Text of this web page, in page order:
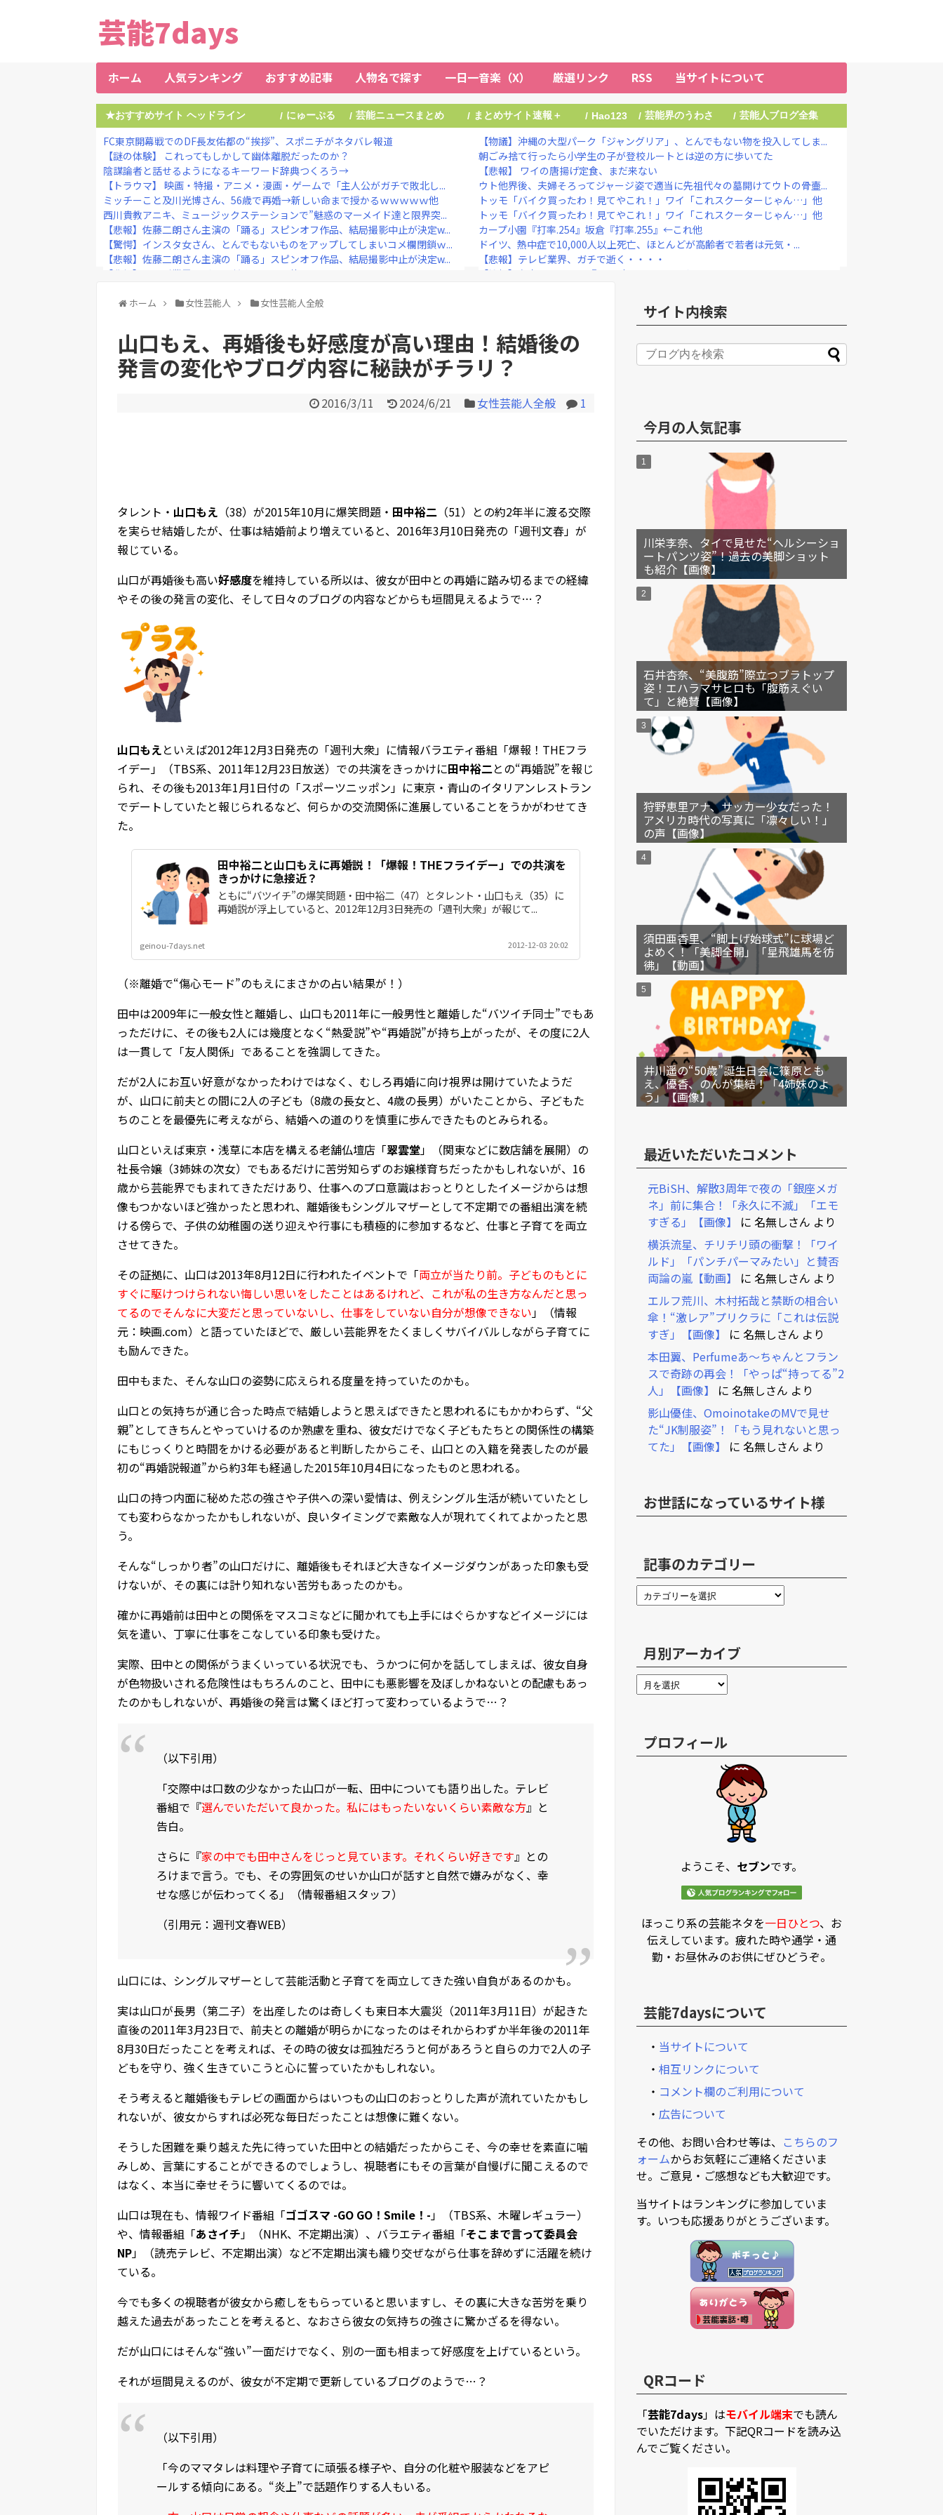
芸能7days
ホーム 人気ランキング おすすめ記事 人物名で探す 一日一音楽（X） 厳選リンク RSS 当サイトについて
★おすすめサイト ヘッドライン / にゅーぷる / 芸能ニュースまとめ / まとめサイト速報＋ / Hao123 / 芸能界のうわさ / 芸能人ブログ全集
FC東京開幕戦でのDF長友佑都の“挨拶”、スポニチがネタバレ報道
【謎の体験】 これってもしかして幽体離脱だったのか？
陰謀論者と話せるようになるキーワード辞典つくろう→
【トラウマ】 映画・特撮・アニメ・漫画・ゲームで「主人公がガチで敗北し...
ミッチーこと及川光博さん、56歳で再婚→新しい命まで授かるｗｗｗｗｗ他
西川貴教アニキ、ミュージックステーションで”魅惑のマーメイド達と限界突...
【悲報】佐藤二朗さん主演の「踊る」スピンオフ作品、結局撮影中止が決定w...
【驚愕】インスタ女さん、とんでもないものをアップしてしまいコメ欄閉鎖ｗ...
【悲報】佐藤二朗さん主演の「踊る」スピンオフ作品、結局撮影中止が決定w...
【悲報】テレビ業界、ガチで逝く・・・・他
【ネタバレ注意】『スパイダーマンBND』、あのシーン実は過去作のセルフ...
【悲報】「美人すぎる県警本部長」、離任wwwwwww
【物議】沖縄の大型パーク「ジャングリア」、とんでもない物を投入してしま...
朝ごみ捨て行ったら小学生の子が登校ルートとは逆の方に歩いてた
【悲報】 ワイの唐揚げ定食、まだ来ない
ウト他界後、夫婦そろってジャージ姿で適当に先祖代々の墓開けてウトの骨壷...
トッモ「バイク買ったわ！見てやこれ！」ワイ「これスクーターじゃん…」他
トッモ「バイク買ったわ！見てやこれ！」ワイ「これスクーターじゃん…」他
カープ小園『打率.254』坂倉『打率.255』←これ他
ドイツ、熱中症で10,000人以上死亡、ほとんどが高齢者で若者は元気・...
【悲報】テレビ業界、ガチで逝く・・・・
【衝撃】有吉、マツコに『ドン引き』してしまうｗｗｗｗｗｗｗ
ひろゆき氏の妻・西村ゆか氏、新党結成巡る“ブチギレ”投稿を謝罪「配慮に...
Powered by livedoor 相互RSS
ホーム 女性芸能人 女性芸能人全般
山口もえ、再婚後も好感度が高い理由！結婚後の
発言の変化やブログ内容に秘訣がチラリ？
2016/3/11 2024/6/21 女性芸能人全般 1
タレント・ 山口もえ （38）が2015年10月に爆笑問題・ 田中裕二 （51）との約2年半に渡る交際
を実らせ結婚したが、仕事は結婚前より増えていると、2016年3月10日発売の「週刊文春」が
報じている。
山口が再婚後も高い好感度を維持している所以は、彼女が田中との再婚に踏み切るまでの経緯
やその後の発言の変化、そして日々のブログの内容などからも垣間見えるようで…？
山口もえといえば2012年12月3日発売の「週刊大衆」に情報バラエティ番組「爆報！THEフラ
イデー」（TBS系、2011年12月23日放送）での共演をきっかけに田中裕二との“再婚説”を報じ
られ、その後も2013年1月1日付の「スポーツニッポン」に東京・青山のイタリアンレストラン
でデートしていたと報じられるなど、何らかの交流関係に進展していることをうかがわせてき
た。
田中裕二と山口もえに再婚説！「爆報！THEフライデー」での共演を
きっかけに急接近？
ともに“バツイチ”の爆笑問題・田中裕二（47）とタレント・山口もえ（35）に
再婚説が浮上していると、2012年12月3日発売の「週刊大衆」が報じて...
geinou-7days.net 2012-12-03 20:02
（※離婚で“傷心モード”のもえにまさかの占い結果が！）
田中は2009年に一般女性と離婚し、山口も2011年に一般男性と離婚した“バツイチ同士”でもあ
っただけに、その後も2人には幾度となく“熱愛説”や“再婚説”が持ち上がったが、その度に2人
は一貫して「友人関係」であることを強調してきた。
だが2人にお互い好意がなかったわけではなく、むしろ再婚に向け視界は開けていたようだ
が、山口に前夫との間に2人の子ども（8歳の長女と、4歳の長男）がいたことから、子どもた
ちのことを最優先に考えながら、結婚への道のりを慎重に歩んできたものとみられる。
山口といえば東京・浅草に本店を構える老舗仏壇店「翠雲堂」（関東などに数店舗を展開）の
社長令嬢（3姉妹の次女）でもあるだけに苦労知らずのお嬢様育ちだったかもしれないが、16
歳から芸能界でもまれてきただけあり、仕事へのプロ意識はおっとりとしたイメージからは想
像もつかないほど強かったと思われ、離婚後もシングルマザーとして不定期での番組出演を続
ける傍らで、子供の幼稚園の送り迎えや行事にも積極的に参加するなど、仕事と子育てを両立
させてきた。
その証拠に、山口は2013年8月12日に行われたイベントで「両立が当たり前。子どものもとに
すぐに駆けつけられない悔しい思いをしたことはあるけれど、これが私の生き方なんだと思っ
てるのでそんなに大変だと思っていないし、仕事をしていない自分が想像できない 」（情報
元：映画.com）と語っていたほどで、厳しい芸能界をたくましくサバイバルしながら子育てに
も励んできた。
田中もまた、そんな山口の姿勢に応えられる度量を持っていたのかも。
山口との気持ちが通じ合った時点で結婚しようと思えばできたと思われるにもかかわらず、“父
親”としてきちんとやっていけるのか熟慮を重ね、彼女だけでなく子どもたちとの関係性の構築
にもじっくりと時間をかける必要があると判断したからこそ、山口との入籍を発表したのが最
初の“再婚説報道”から約3年も経過した2015年10月4日になったものと思われる。
山口の持つ内面に秘めた芯の強さや子供への深い愛情は、例えシングル生活が続いていたとし
ても変わらなかったかもしれないが、良いタイミングで素敵な人が現れてくれてよかったと思
う。
そんな“しっかり者”の山口だけに、離婚後もそれほど大きなイメージダウンがあった印象も受
けないが、その裏には計り知れない苦労もあったのかも。
確かに再婚前は田中との関係をマスコミなどに聞かれても上手にはぐらかすなどイメージには
気を遣い、丁寧に仕事をこなしている印象も受けた。
実際、田中との関係がうまくいっている状況でも、うかつに何かを話してしまえば、彼女自身
が色物扱いされる危険性はもちろんのこと、田中にも悪影響を及ぼしかねないとの配慮もあっ
たのかもしれないが、再婚後の発言は驚くほど打って変わっているようで…？
（以下引用）
「交際中は口数の少なかった山口が一転、田中についても語り出した。テレビ
番組で『選んでいただいて良かった。私にはもったいないくらい素敵な方』と
告白。
さらに『家の中でも田中さんをじっと見ています。それくらい好きです』との
ろけまで言う。でも、その雰囲気のせいか山口が話すと自然で嫌みがなく、幸
せな感じが伝わってくる」（情報番組スタッフ）
（引用元：週刊文春WEB）
山口には、シングルマザーとして芸能活動と子育てを両立してきた強い自負があるのかも。
実は山口が長男（第二子）を出産したのは奇しくも東日本大震災（2011年3月11日）が起きた
直後の2011年3月23日で、前夫との離婚が明らかになったのはそれからわずか半年後の2011年
8月30日だったことを考えれば、その時の彼女は孤独だろうと何があろうと自らの力で2人の子
どもを守り、強く生きていこうと心に誓っていたかもしれない。
そう考えると離婚後もテレビの画面からはいつもの山口のおっとりした声が流れていたかもし
れないが、彼女からすれば必死な毎日だったことは想像に難くない。
そうした困難を乗り越えた先に待っていた田中との結婚だったからこそ、今の幸せを素直に噛
みしめ、言葉にすることができるのでしょうし、視聴者にもその言葉が自慢げに聞こえるので
はなく、本当に幸せそうに響いてくるのでは。
山口は現在も、情報ワイド番組「ゴゴスマ -GO GO！Smile！- 」（TBS系、木曜レギュラー）
や、情報番組「あさイチ 」（NHK、不定期出演）、バラエティ番組「そこまで言って委員会
NP」（読売テレビ、不定期出演）など不定期出演も織り交ぜながら仕事を辞めずに活躍を続け
ている。
今でも多くの視聴者が彼女から癒しをもらっていると思いますし、その裏に大きな苦労を乗り
越えた過去があったことを考えると、なおさら彼女の気持ちの強さに驚かざるを得ない。
だが山口にはそんな“強い”一面だけでなく、別の一面も相まって好感度を上げているという。
それが垣間見えるのが、彼女が不定期で更新しているブログのようで…？
（以下引用）
「今のママタレは料理や子育てに頑張る様子や、自分の化粧や服装などをアピ
ールする傾向にある。“炎上”で話題作りする人もいる。
サイト内検索
今月の人気記事
川栄李奈、タイで見せた“ヘルシーショ
ートパンツ姿”！過去の美脚ショット
も紹介【画像】
石井杏奈、“美腹筋”際立つブラトップ
姿！エハラマサヒロも「腹筋えぐい
て」と絶賛【画像】
狩野恵里アナ、サッカー少女だった！
アメリカ時代の写真に「凛々しい！」
の声【画像】
須田亜香里、“脚上げ始球式”に球場ど
よめく！「美脚全開」「星飛雄馬を彷
彿」【動画】
井川遥の“50歳”誕生日会に篠原とも
え、優香、のんが集結！「4姉妹のよ
う」【画像】
最近いただいたコメント
元BiSH、解散3周年で夜の「銀座メガ
ネ」前に集合！「永久に不滅」「エモ
すぎる」【画像】
に 名無しさん より
横浜流星、チリチリ頭の衝撃！「ワイ
ルド」「パンチパーマみたい」と賛否
両論の嵐【動画】
に 名無しさん より
エルフ荒川、木村拓哉と禁断の相合い
傘！“激レア”プリクラに「これは伝説
すぎ」【画像】
に 名無しさん より
本田翼、Perfumeあ～ちゃんとフラン
スで奇跡の再会！「やっぱ“持ってる”2
人」【画像】
に 名無しさん より
影山優佳、OmoinotakeのMVで見せ
た“JK制服姿”！「もう見れないと思っ
てた」【画像】
に 名無しさん より
お世話になっているサイト様
記事のカテゴリー
月別アーカイブ
プロフィール
ようこそ、 セブンです。
ほっこり系の芸能ネタを一日ひとつ、お
伝えしています。疲れた時や通学・通
勤・お昼休みのお供にぜひどうぞ。
芸能7daysについて
・ 当サイトについて
・ 相互リンクについて
・ コメント欄のご利用について
・ 広告について
その他、お問い合わせ等は、 こちらのフ
ォームからお気軽にご連絡くださいま
せ。ご意見・ご感想なども大歓迎です。
当サイトはランキングに参加していま
す。いつも応援ありがとうございます。
QRコード
「芸能7days」はモバイル端末でも読ん
でいただけます。下記QRコードを読み込
んでご覧ください。